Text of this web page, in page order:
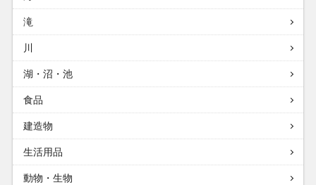
滝
川
湖・沼・池
食品
建造物
生活用品
動物・生物